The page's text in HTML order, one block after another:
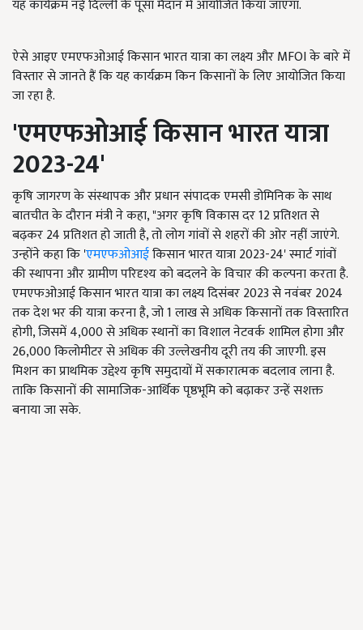
यह कार्यक्रम नई दिल्ली के पूसा मैदान में आयोजित किया जाएगा.
ऐसे आइए एमएफओआई किसान भारत यात्रा का लक्ष्य और MFOI के बारे में
विस्तार से जानते हैं कि यह कार्यक्रम किन किसानों के लिए आयोजित किया
जा रहा है.
'एमएफओआई किसान भारत यात्रा
2023-24'
कृषि जागरण के संस्थापक और प्रधान संपादक एमसी डोमिनिक के साथ
बातचीत के दौरान मंत्री ने कहा, "अगर कृषि विकास दर 12 प्रतिशत से
बढ़कर 24 प्रतिशत हो जाती है, तो लोग गांवों से शहरों की ओर नहीं जाएंगे.
उन्होंने कहा कि 'एमएफओआईकिसान भारत यात्रा 2023-24' स्मार्ट गांवों
की स्थापना और ग्रामीण परिदृश्य को बदलने के विचार की कल्पना करता है.
एमएफओआई किसान भारत यात्रा का लक्ष्य दिसंबर 2023 से नवंबर 2024
तक देश भर की यात्रा करना है, जो 1 लाख से अधिक किसानों तक विस्तारित
होगी, जिसमें 4,000 से अधिक स्थानों का विशाल नेटवर्क शामिल होगा और
26,000 किलोमीटर से अधिक की उल्लेखनीय दूरी तय की जाएगी. इस
मिशन का प्राथमिक उद्देश्य कृषि समुदायों में सकारात्मक बदलाव लाना है.
ताकि किसानों की सामाजिक-आर्थिक पृष्ठभूमि को बढ़ाकर उन्हें सशक्त
बनाया जा सके.